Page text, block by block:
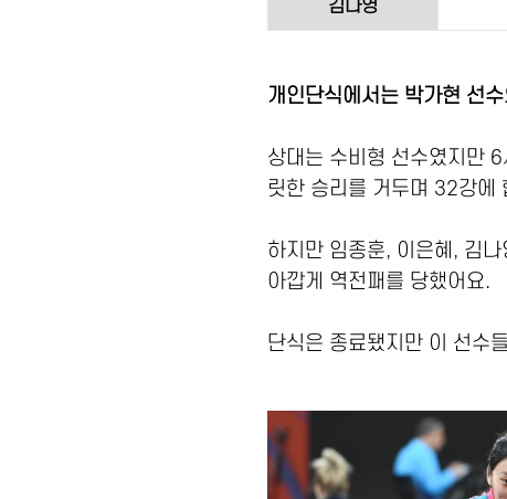
김나영
개인단식에서는 박가현 선
상대는 수비형 선수였지만
릿한 승리를 거두며 32강에
하지만 임종훈, 이은혜, 김
아깝게 역전패를 당했어요.
단식은 종료됐지만 이 선수